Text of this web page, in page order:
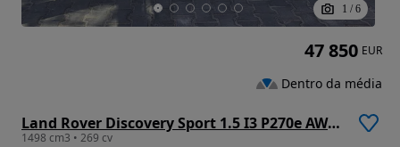
1 / 6
Land Rover Discovery Sport 1.5 I3 P270e AWD Dynamic S
1498 cm3 • 269 cv
47 850 EUR
Dentro da média